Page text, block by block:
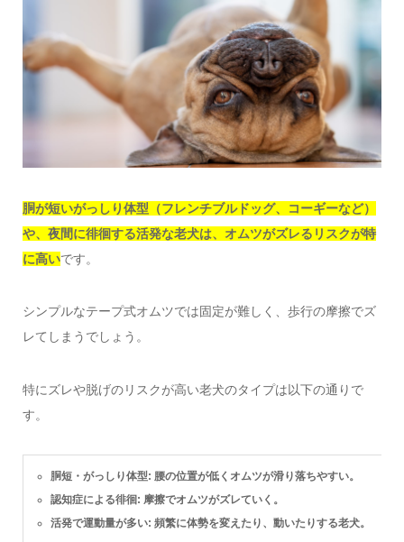
胴が短いがっしり体型（フレンチブルドッグ、コーギーなど）
や、夜間に徘徊する活発な老犬は、オムツがズレるリスクが特
に高いです。
シンプルなテープ式オムツでは固定が難しく、歩行の摩擦でズ
レてしまうでしょう。
特にズレや脱げのリスクが高い老犬のタイプは以下の通りで
す。
胴短・がっしり体型: 腰の位置が低くオムツが滑り落ちやすい。
認知症による徘徊: 摩擦でオムツがズレていく。
活発で運動量が多い: 頻繁に体勢を変えたり、動いたりする老犬。